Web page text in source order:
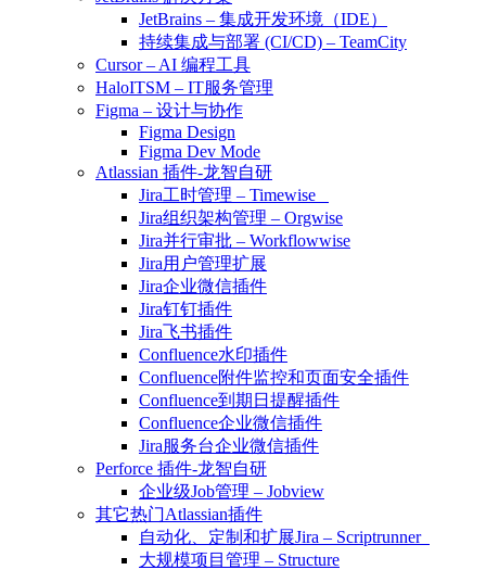
JetBrains – 集成开发环境（IDE）
持续集成与部署 (CI/CD) – TeamCity
Cursor – AI 编程工具
HaloITSM – IT服务管理
Figma – 设计与协作
Figma Design
Figma Dev Mode
Atlassian 插件-龙智自研
Jira工时管理 – Timewise
Jira组织架构管理 – Orgwise
Jira并行审批 – Workflowwise
Jira用户管理扩展
Jira企业微信插件
Jira钉钉插件
Jira飞书插件
Confluence水印插件
Confluence附件监控和页面安全插件
Confluence到期日提醒插件
Confluence企业微信插件
Jira服务台企业微信插件
Perforce 插件-龙智自研
企业级Job管理 – Jobview
其它热门Atlassian插件
自动化、定制和扩展Jira – Scriptrunner
大规模项目管理 – Structure